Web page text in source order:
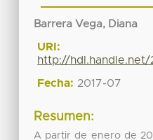
Barrera Vega, Diana
URI:
http://
Fecha: 2017-07
Resumen:
A partir de enero de